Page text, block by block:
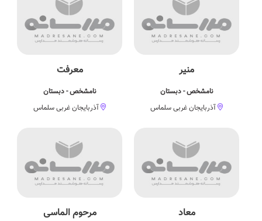
منیر
نامشخص - دبستان
آذربایجان غربی سلماس
معرفت
نامشخص - دبستان
آذربایجان غربی سلماس
معاد مرحوم الماسی